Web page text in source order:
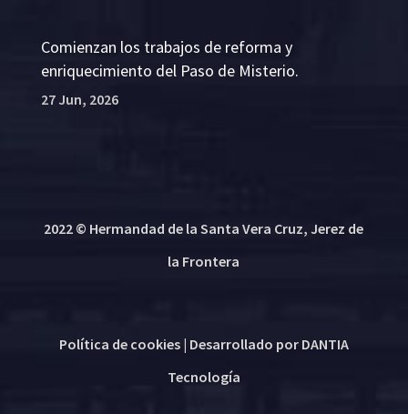
Comienzan los trabajos de reforma y
enriquecimiento del Paso de Misterio.
27 Jun, 2026
2022 © Hermandad de la Santa Vera Cruz, Jerez de
la Frontera
Política de cookies| Desarrollado por DANTIA
Tecnología